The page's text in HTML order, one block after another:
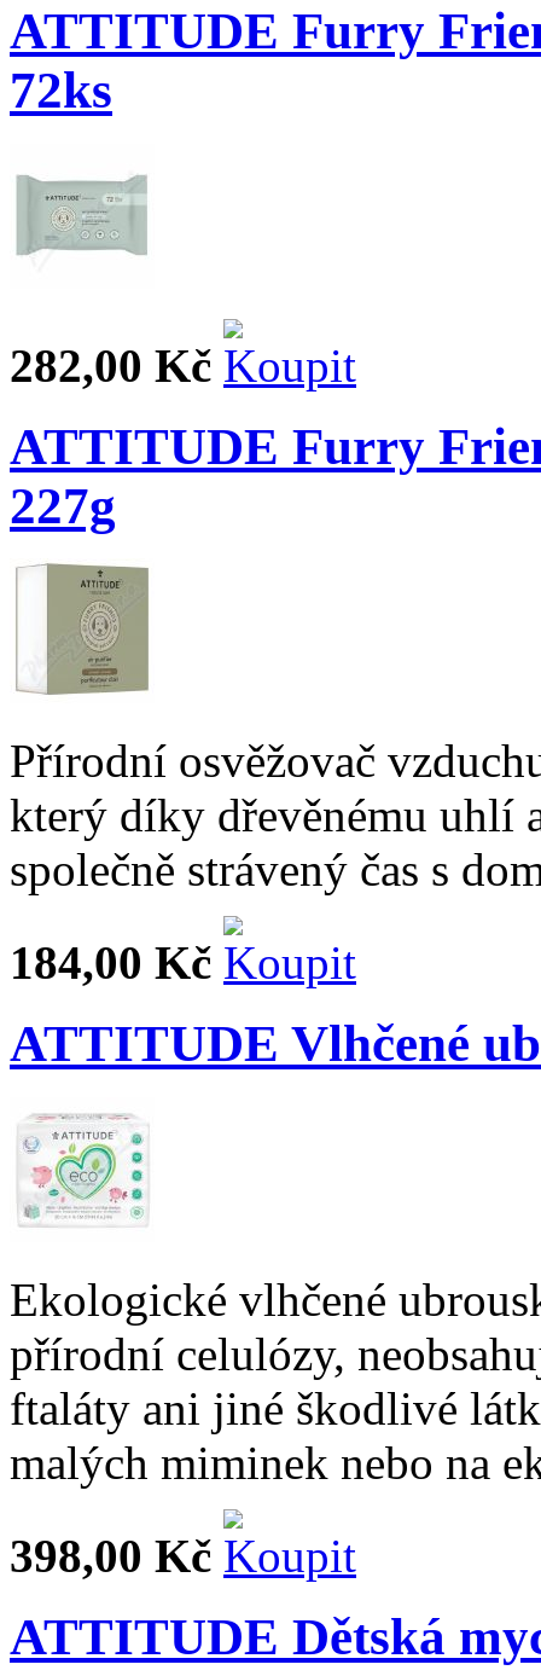
ATTITUDE Furry
72ks
282,00 Kč
ATTITUDE Furry
227g
Přírodní osvěžovač
který díky dřevěnému uhlí
společně strávený čas s
184,00 Kč
ATTITUDE Vlhčené
Ekologické vlhčené
přírodní celulózy,
ftaláty ani jiné škodlivé
malých miminek nebo na
398,00 Kč
ATTITUDE Dětská